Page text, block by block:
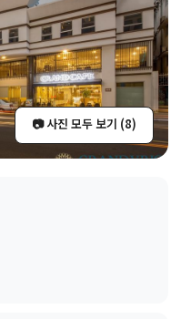
📷 사진 모두 보기 (8)